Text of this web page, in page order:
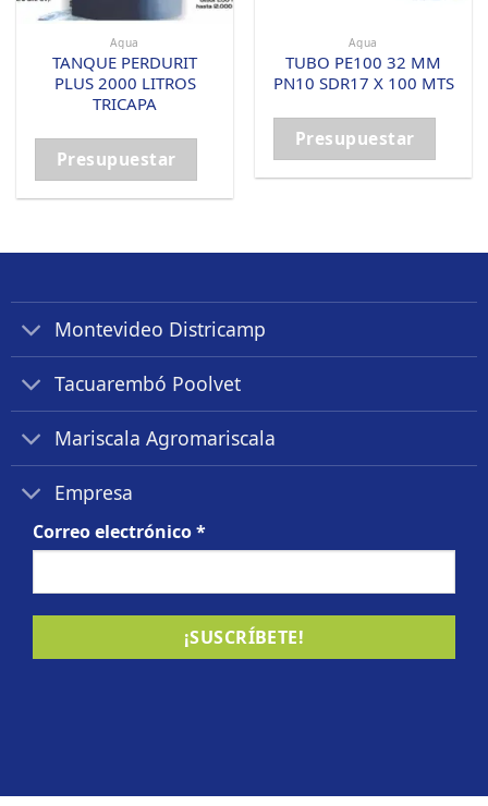
Agua
TANQUE PERDURIT
PLUS 2000 LITROS
TRICAPA
Presupuestar
Agua
TUBO PE100 32 MM
PN10 SDR17 X 100 MTS
Presupuestar
Montevideo Districamp
Tacuarembó Poolvet
Mariscala Agromariscala
Empresa
Correo electrónico*